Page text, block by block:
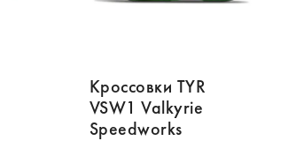
Кроссовки TYR
VSW1 Valkyrie
Speedworks